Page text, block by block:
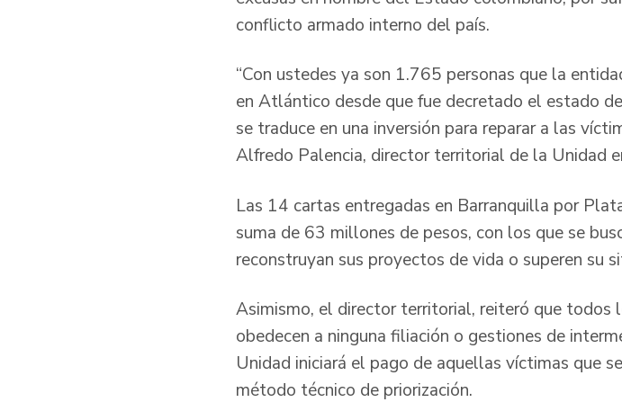
conflicto armado interno del país.
“Con ustedes ya son 1.765 personas que la
en Atlántico desde que fue decretado el estado
se traduce en una inversión para reparar a las
Alfredo Palencia, director territorial de la Unidad
Las 14 cartas entregadas en Barranquilla por
suma de 63 millones de pesos, con los que se
reconstruyan sus proyectos de vida o superen su
Asimismo, el director territorial, reiteró que
obedecen a ninguna filiación o gestiones de
Unidad iniciará el pago de aquellas víctimas que
método técnico de priorización.